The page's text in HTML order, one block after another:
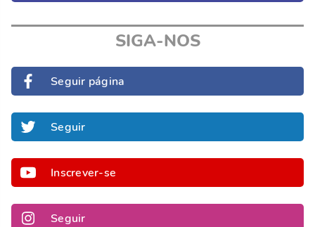
SIGA-NOS
Seguir página
Seguir
Inscrever-se
Seguir